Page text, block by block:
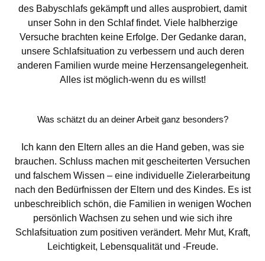
des Babyschlafs gekämpft und alles ausprobiert, damit
unser Sohn in den Schlaf findet. Viele halbherzige
Versuche brachten keine Erfolge. Der Gedanke daran,
unsere Schlafsituation zu verbessern und auch deren
anderen Familien wurde meine Herzensangelegenheit.
Alles ist möglich-wenn du es willst!
Was schätzt du an deiner Arbeit ganz besonders?
Ich kann den Eltern alles an die Hand geben, was sie
brauchen. Schluss machen mit gescheiterten Versuchen
und falschem Wissen – eine individuelle Zielerarbeitung
nach den Bedürfnissen der Eltern und des Kindes. Es ist
unbeschreiblich schön, die Familien in wenigen Wochen
persönlich Wachsen zu sehen und wie sich ihre
Schlafsituation zum positiven verändert. Mehr Mut, Kraft,
Leichtigkeit, Lebensqualität und -Freude.